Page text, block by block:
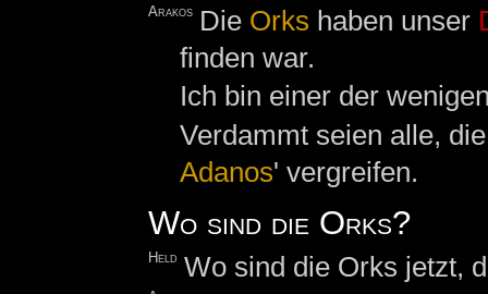
Arakos Die Orks haben unser
finden war.
Ich bin einer der
Verdammt seien alle,
Adanos' vergreifen.
Wo sind die Orks?
Held Wo sind die Orks jetzt,